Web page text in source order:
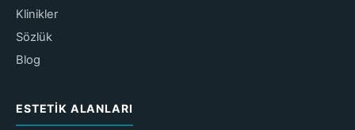
Klinikler
Sözlük
Blog
ESTETIK ALANLARI